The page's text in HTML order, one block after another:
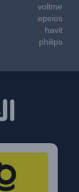
voltme
epeios
havit
philips